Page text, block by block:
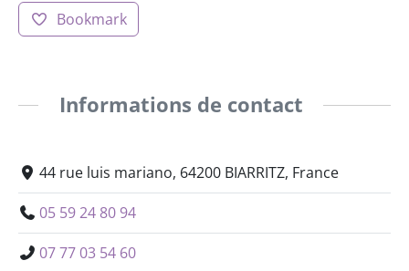
Bookmark
Informations de contact
44 rue luis mariano, 64200 BIARRITZ, France
05 59 24 80 94
07 77 03 54 60